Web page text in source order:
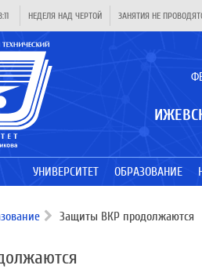
НЕДЕЛЯ НАД ЧЕРТОЙ ЗАНЯТИЯ НЕ
УНИВЕРСИТЕТ ОБРАЗОВАНИЕ
Защиты ВКР продолжаются